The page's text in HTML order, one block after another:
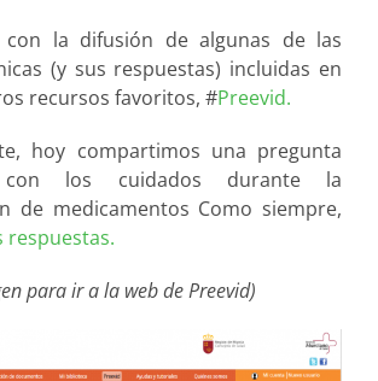
con la difusión de algunas de las
(y sus respuestas) incluidas en
recursos favoritos, #Preevid.
hoy compartimos una pregunta
con los cuidados durante la
de medicamentos Como siempre,
respuestas.
para ir a la web de Preevid)